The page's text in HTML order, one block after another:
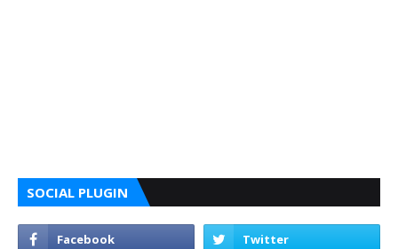
SOCIAL PLUGIN